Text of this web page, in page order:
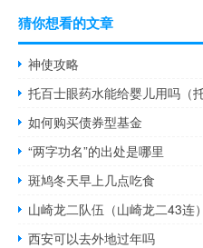
猜你想看的文章
神使攻略
托百士眼药水能给婴儿用吗（
如何购买债券型基金
“两字功名”的出处是哪里
斑鸠冬天早上几点吃食
山崎龙二队伍（山崎龙二43连）
西安可以去外地过年吗